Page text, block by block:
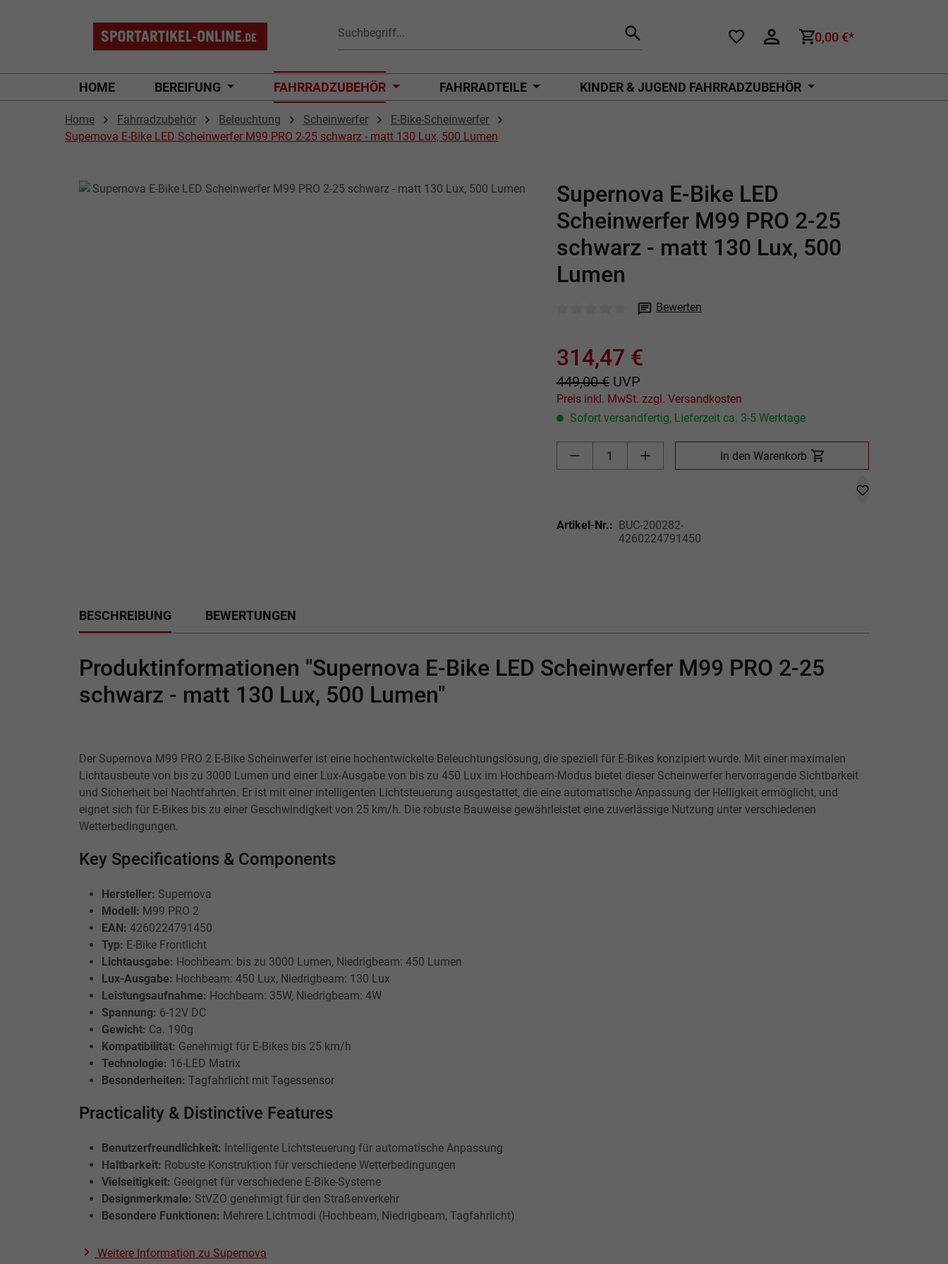
0,00 €*
HOME BEREIFUNG FAHRRADZUBEHÖR FAHRRADTEILE KINDER & JUGEND FAHRRADZUBEHÖR
Home Fahrradzubehör Beleuchtung Scheinwerfer
E-Bike-Scheinwerfer
Supernova E-Bike LED Scheinwerfer M99 PRO 2-25 schwarz - matt 130 Lux, 500 Lumen
Supernova E-Bike LED
Scheinwerfer M99 PRO 2-25
schwarz - matt 130 Lux, 500
Lumen
Bewerten
314,47 €
449,00 € UVP
Preis inkl. MwSt. zzgl. Versandkosten
Sofort versandfertig, Lieferzeit ca. 3-5 Werktage
Produkt Anzahl: Gib den gewünschten Wert ein oder benutze
In den Warenkorb
Artikel-Nr.: BUC-200282-
4260224791450
BESCHREIBUNG BEWERTUNGEN
Produktinformationen "Supernova E-Bike LED Scheinwerfer M99 PRO 2-25
schwarz - matt 130 Lux, 500 Lumen"
Der Supernova M99 PRO 2 E-Bike Scheinwerfer ist eine hochentwickelte Beleuchtungslösung, die speziell für E-Bikes konzipiert wurde. Mit einer maximalen
Lichtausbeute von bis zu 3000 Lumen und einer Lux-Ausgabe von bis zu 450 Lux im Hochbeam-Modus bietet dieser Scheinwerfer hervorragende Sichtbarkeit
und Sicherheit bei Nachtfahrten. Er ist mit einer intelligenten Lichtsteuerung ausgestattet, die eine automatische Anpassung der Helligkeit ermöglicht, und
eignet sich für E-Bikes bis zu einer Geschwindigkeit von 25 km/h. Die robuste Bauweise gewährleistet eine zuverlässige Nutzung unter verschiedenen
Wetterbedingungen.
Key Specifications & Components
Hersteller: Supernova
Modell: M99 PRO 2
EAN: 4260224791450
Typ: E-Bike Frontlicht
Lichtausgabe: Hochbeam: bis zu 3000 Lumen, Niedrigbeam: 450 Lumen
Lux-Ausgabe: Hochbeam: 450 Lux, Niedrigbeam: 130 Lux
Leistungsaufnahme: Hochbeam: 35W, Niedrigbeam: 4W
Spannung: 6-12V DC
Gewicht: Ca. 190g
Kompatibilität: Genehmigt für E-Bikes bis 25 km/h
Technologie: 16-LED Matrix
Besonderheiten: Tagfahrlicht mit Tagessensor
Practicality & Distinctive Features
Benutzerfreundlichkeit: Intelligente Lichtsteuerung für automatische Anpassung
Haltbarkeit: Robuste Konstruktion für verschiedene Wetterbedingungen
Vielseitigkeit: Geeignet für verschiedene E-Bike-Systeme
Designmerkmale: StVZO genehmigt für den Straßenverkehr
Besondere Funktionen: Mehrere Lichtmodi (Hochbeam, Niedrigbeam, Tagfahrlicht)
Weitere Information zu Supernova